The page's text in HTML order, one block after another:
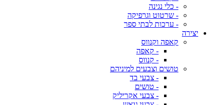
- כלי נגינה
- שרטוט וגרפיקה
- ערכות לבתי ספר
יצירה
קאפה וקנווס
- קאפה
- קנווס
טושים וצבעים למיניהם
- צבעי בד
- טושים
- צבעי אקריליק